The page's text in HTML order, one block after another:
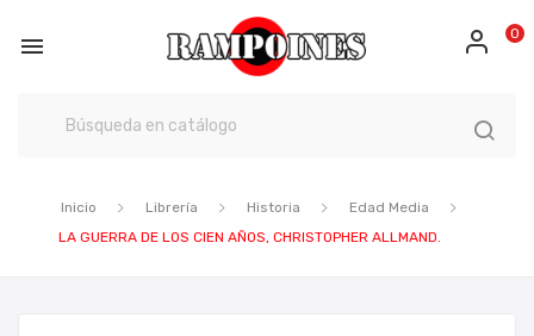
 0
Inicio Librería Historia
Edad Media
LA GUERRA DE LOS CIEN AÑOS, CHRISTOPHER ALLMAND.